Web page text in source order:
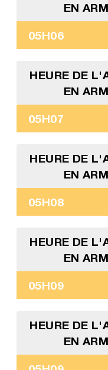
EN
05H06
HEURE DE
EN
05H07
HEURE DE
EN
05H08
HEURE DE
EN
05H09
HEURE DE
EN